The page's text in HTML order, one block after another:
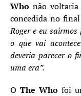
Who não
concedida no
Roger e eu
o que vai
deveria parecer o
uma era”.
O The Who foi